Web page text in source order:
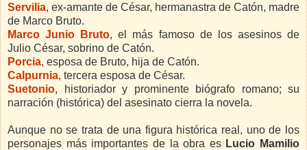
Servilia, ex-amante de César, hermanastra de Catón, madre
de Marco Bruto.
Marco Junio Bruto, el más famoso de los asesinos de
Julio César, sobrino de Catón.
Porcia, esposa de Bruto, hija de Catón.
Calpurnia, tercera esposa de César.
Suetonio, historiador y prominente biógrafo romano; su
narración (histórica) del asesinato cierra la novela.
Aunque no se trata de una figura histórica real, uno de los
personajes más importantes de la obra es Lucio Mamilio